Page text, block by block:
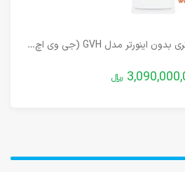
کولر گازی 36000 ایستاده گری بدون اینورتر مدل GVH (جی وی اچ) تک فن
﷼